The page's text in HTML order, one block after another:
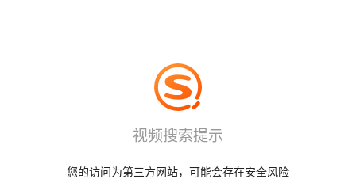
视频搜索提示
您的访问为第三方网站，可能会存在安全风险